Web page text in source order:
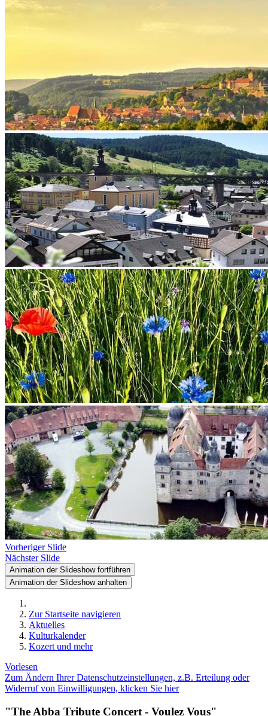
Vorheriger Slide
Nächster Slide
Animation der Slideshow fortführen
Animation der Slideshow anhalten
Zur Startseite navigieren
Aktuelles
Kulturkalender
Kozert und mehr
Vorlesen
Zum Ändern Ihrer Datenschutzeinstellungen, z.B. Erteilung oder
Widerruf von Einwilligungen, klicken Sie hier
"The Abba Tribute Concert - Voulez Vous"